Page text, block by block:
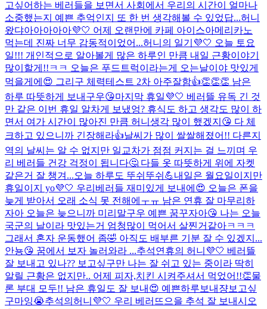
고싶어하는 베러들을 보면서 사회에서 우리의 시간이 얼마나
소중했는지 예쁜 추억인지 또 한 번 생각해볼 수 있었답...허니
왔댜아아아아아💜🤍 어제 오랜만에 카페 아이스아메리카노
먹는데 진짜 너무 감동적이었어...허니의 일기💜🤍 오늘 토요
일!!! 개인적으로 알아볼게 많은 하루인 만큼 내일 근황이야기
많이할게!!ㅋㅋ 오늘은 푸드트럭이라는게 오는날이야 맛있게
먹을게에😍 그리구 체력테스트 2차 아주잘함👍👏👏👏 남은
하루 따뜻하게 보내구우😘마지막 휴일💜🤍 베러뜰 유독 긴 것
만 같은 이번 휴일 알차게 보냈엉? 휴식도 하고 생각도 많이 하
면서 여가 시간이 많아진 만큼 허니생각 많이 했겠지😘 다 체
크하고 있으니까 긴장해라👍날씨가 많이 쌀쌀해졌어!! 다른지
역의 날씨는 알 수 없지만 일교차가 점점 커지는 걸 느끼며 우
리 베러들 건강 걱정이 됩니다🤔 다들 옷 따뜻하게 위에 자켓
같은거 잘 챙겨...오늘 하루도 뚜쉬뚜쉬💪내일은 월요일이지만
휴일이지 yo💜🤍 우리베러들 재미있게 보내에😍 오늘은 폰을
늦게 받아서 오래 소식 못 전해에ㅜㅠ 남은 연휴 잘 마무리하
자아 오늘은 늦으니까 미리말구우 예쁜 꿈꾸자아😘 나는 오늘
국군의 날이라 맛있는거 엄청많이 먹어서 살찐거같아ㅋㅋㅋ
그래서 혼자 운동했어 좀🤣 아직도 배부른 기분 잘 수 있겠지...
안뇽😘 꿈에서 보자 놀러와라 ...추석연휴의 허니💜🤍 베러뜰
잘 보내고 있나?? 보고싶구만 나는 잘 쉬고 있는 중이라 딱히
알릴 근황은 없지만.. 어제 피자,치킨 시켜주셔서 먹었어!!👏물
론 부대 모두!! 남은 휴일도 잘 보내😍 예쁜하루보내쟝보고싶
구마잉😭추석의허니💜🤍 우리 베러뜨으을 추석 잘 보내시오